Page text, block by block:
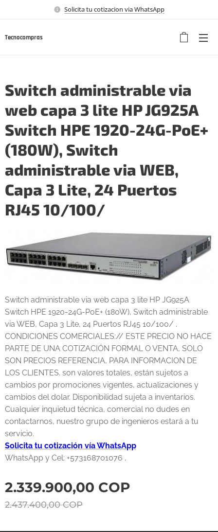
Solicita tu cotizacion via WhatsApp
Tecnocompras
Switch administrable via
web capa 3 lite HP JG925A
Switch HPE 1920-24G-PoE+
(180W), Switch
administrable via WEB,
Capa 3 Lite, 24 Puertos
RJ45 10/100/
Switch administrable via web capa 3 lite HP JG925A
Switch HPE 1920-24G-PoE+ (180W), Switch administrable
via WEB, Capa 3 Lite, 24 Puertos RJ45 10/100/ .
CONDICIONES COMERCIALES:// ESTE PRECIO NO HACE
PARTE DE UNA COTIZACIÓN FORMAL O VENTA, SOLO
SON PRECIOS REFERENCIA, PARA INFORMACION DE
LOS CLIENTES. son valores totales, están sujetos a
cambios por promociones vigentes, actualizaciones y
cambios del dolar. Disponibilidad sujeta a inventarios.
Cualquier inquietud técnica, comercial no dudes en
contactarnos, nuestro grupo de ingenieros estará a tu
servicio.
Solicita tu cotización vía WhatsApp
WhatsApp y Cel: +573168701076 ,
2.339.900,00 COP
2.437.400,00COP